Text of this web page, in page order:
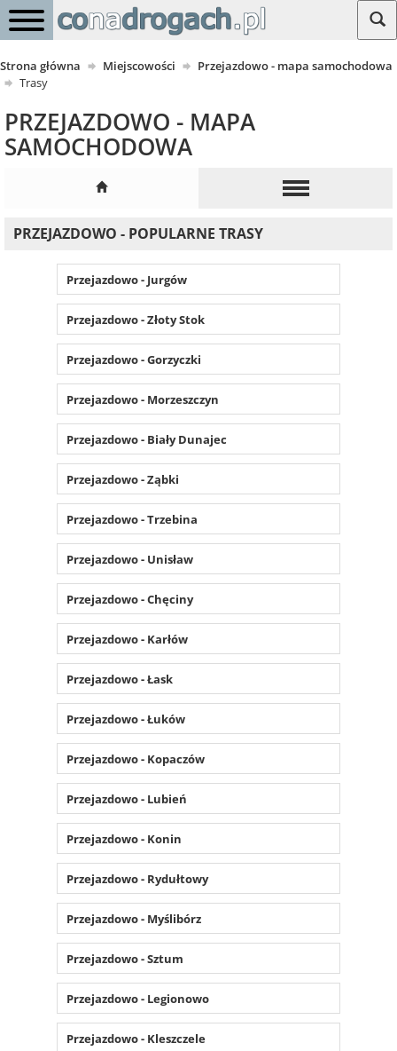
Strona główna Miejscowości
Przejazdowo - mapa samochodowa
Trasy
PRZEJAZDOWO - MAPA
SAMOCHODOWA
PRZEJAZDOWO - POPULARNE TRASY
Przejazdowo - Jurgów
Przejazdowo - Złoty Stok
Przejazdowo - Gorzyczki
Przejazdowo - Morzeszczyn
Przejazdowo - Biały Dunajec
Przejazdowo - Ząbki
Przejazdowo - Trzebina
Przejazdowo - Unisław
Przejazdowo - Chęciny
Przejazdowo - Karłów
Przejazdowo - Łask
Przejazdowo - Łuków
Przejazdowo - Kopaczów
Przejazdowo - Lubień
Przejazdowo - Konin
Przejazdowo - Rydułtowy
Przejazdowo - Myślibórz
Przejazdowo - Sztum
Przejazdowo - Legionowo
Przejazdowo - Kleszczele